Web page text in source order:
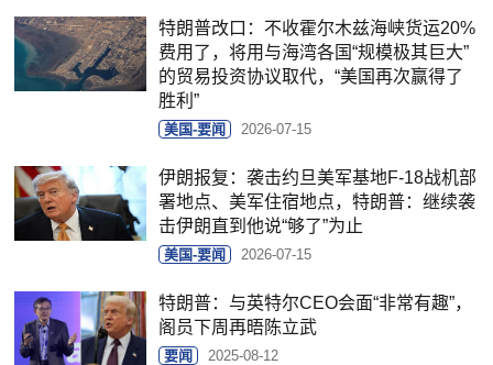
特朗普改口：不收霍尔木兹海峡货运20%
费用了，将用与海湾各国“规模极其巨大”
的贸易投资协议取代，“美国再次赢得了
胜利”
美国-要闻 2026-07-15
伊朗报复：袭击约旦美军基地F-18战机部
署地点、美军住宿地点，特朗普：继续袭
击伊朗直到他说“够了”为止
美国-要闻 2026-07-15
特朗普：与英特尔CEO会面“非常有趣”，
阁员下周再晤陈立武
要闻 2025-08-12